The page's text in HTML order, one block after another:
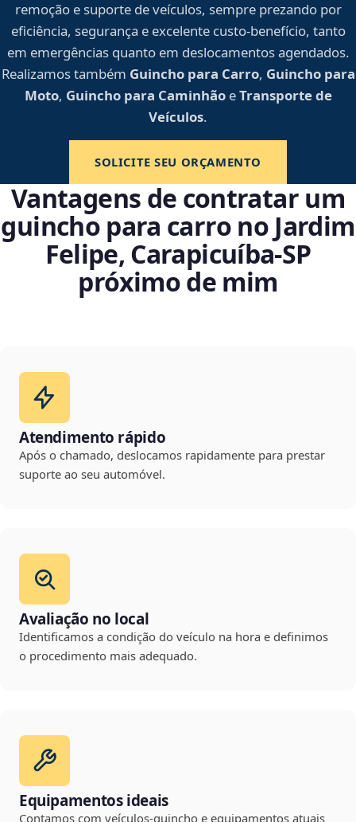
remoção e suporte de veículos, sempre prezando por
eficiência, segurança e excelente custo-benefício, tanto
em emergências quanto em deslocamentos agendados.
Realizamos também Guincho para Carro, Guincho para
Moto, Guincho para CaminhãoeTransporte de
Veículos.
SOLICITE SEU ORÇAMENTO
Vantagens de contratar um
guincho para carro no Jardim
Felipe, Carapicuíba‑SP
próximo de mim
Atendimento rápido
Após o chamado, deslocamos rapidamente para prestar
suporte ao seu automóvel.
Avaliação no local
Identificamos a condição do veículo na hora e definimos
o procedimento mais adequado.
Equipamentos ideais
Contamos com veículos-guincho e equipamentos atuais